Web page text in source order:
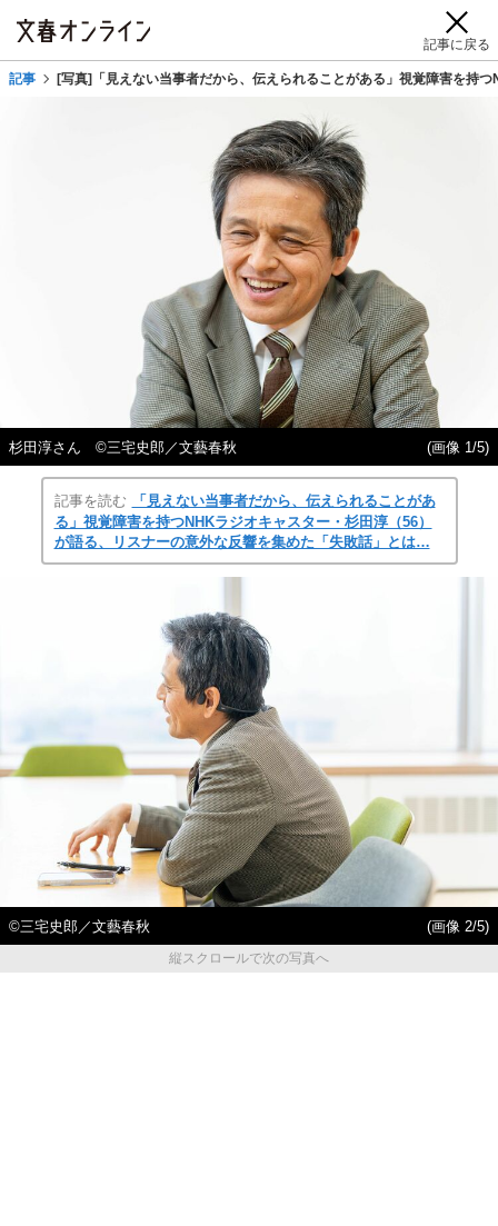
記事に戻る
記事 [写真]「見えない当事者だから、伝えられることがある」視覚障害を持
杉田淳さん ©三宅史郎／文藝春秋 (画像 1/5)
記事を読む
「見えない当事者だから、伝えられることがあ
る」視覚障害を持つNHKラジオキャスター・杉田淳（56）
が語る、リスナーの意外な反響を集めた「失敗話」とは…
©三宅史郎／文藝春秋
(画像 2/5)
縦スクロールで次の写真へ